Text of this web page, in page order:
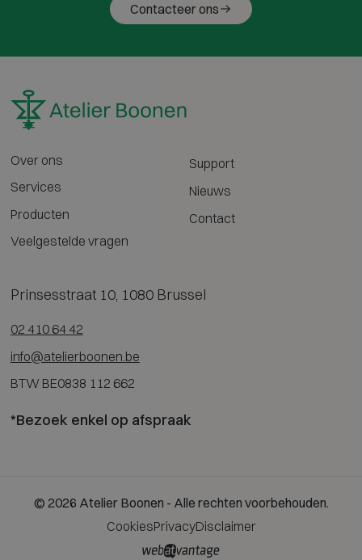
Contacteer ons
Over ons
Services
Producten
Veelgestelde vragen
Support
Nieuws
Contact
Prinsesstraat 10, 1080 Brussel
02 410 64 42
info@atelierboonen.be
BTW BE0838 112 662
*Bezoek enkel op afspraak
© 2026 Atelier Boonen - Alle rechten voorbehouden.
CookiesPrivacyDisclaimer